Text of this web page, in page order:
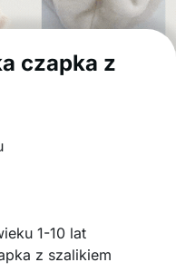
czapka z
1-10 lat
z szalikiem